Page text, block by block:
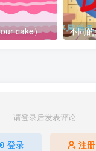
cake）
请登录后发表评论
登录 注册